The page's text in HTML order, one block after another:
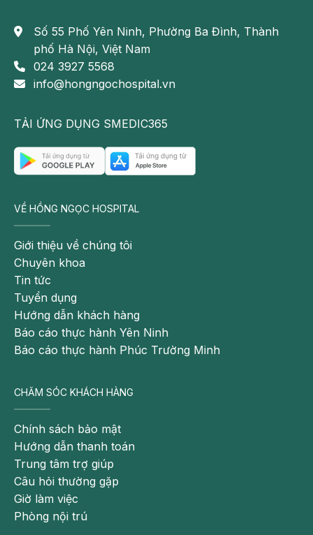
bệnh lý khác thì mẹ không nên chủ quan. Hãy tới
gặp bác sĩ và nêu rõ tình trạng của mình để được chỉ
dẫn cách khắc phục hoặc điều trị khi cần thiết, tránh
các biến chứng nguy hiểm có thể đe dọa sức khỏe
Nếu bị khó thở kèm theo các biểu hiện dưới đây thì mẹ
cần đi khám bác sĩ càng sớm càng tốt.
Số 55 Phố Yên Ninh, Phường Ba Đình, Thành
phố Hà Nội, Việt Nam
024 3927 5568
info@hongngochospital.vn
TẢI ỨNG DỤNG SMEDIC365
VỀ HỒNG NGỌC HOSPITAL
Giới thiệu về chúng tôi
Chuyên khoa
Tin tức
Tuyển dụng
Hướng dẫn khách hàng
Báo cáo thực hành Yên Ninh
Báo cáo thực hành Phúc Trường Minh
CHĂM SÓC KHÁCH HÀNG
Chính sách bảo mật
Hướng dẫn thanh toán
Trung tâm trợ giúp
Câu hỏi thường gặp
Giờ làm việc
Phòng nội trú